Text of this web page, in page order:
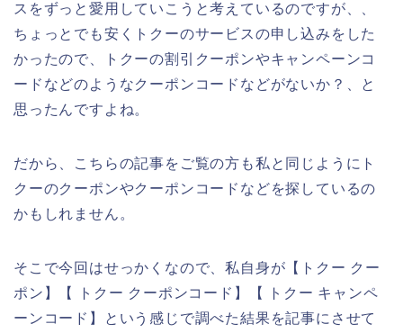
スをずっと愛用していこうと考えているのですが、、
ちょっとでも安くトクーのサービスの申し込みをした
かったので、トクーの割引クーポンやキャンペーンコ
ードなどのようなクーポンコードなどがないか？、と
思ったんですよね。
だから、こちらの記事をご覧の方も私と同じようにト
クーのクーポンやクーポンコードなどを探しているの
かもしれません。
そこで今回はせっかくなので、私自身が【トクー クー
ポン】【 トクー クーポンコード】【 トクー キャンペ
ーンコード】という感じで調べた結果を記事にさせて